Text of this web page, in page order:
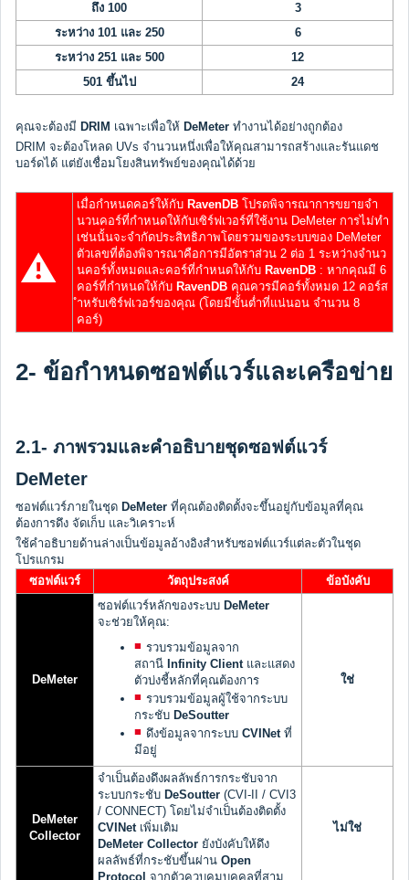
ถึง 100
3
ระหว่าง 101 และ 250
6
ระหว่าง 251 และ 500
12
501 ขึ้นไป
24
คุณจะต้องมี DRIM เฉพาะเพื่อให้ DeMeter ทำงานได้อย่างถูกต้อง
DRIM จะต้องโหลด UVs จำนวนหนึ่งเพื่อให้คุณสามารถสร้างและรันแดช
บอร์ดได้ แต่ยังเชื่อมโยงสินทรัพย์ของคุณได้ด้วย
⚠
เมื่อกำหนดคอร์ให้กับ RavenDB โปรดพิจารณาการขยายจำ
นวนคอร์ที่กำหนดให้กับเซิร์ฟเวอร์ที่ใช้งาน DeMeter การไม่ทำ
เช่นนั้นจะจำกัดประสิทธิภาพโดยรวมของระบบของ DeMeter
ตัวเลขที่ต้องพิจารณาคือการมีอัตราส่วน 2 ต่อ 1 ระหว่างจำนว
นคอร์ทั้งหมดและคอร์ที่กำหนดให้กับ RavenDB : หากคุณมี 6
คอร์ที่กำหนดให้กับ RavenDB คุณควรมีคอร์ทั้งหมด 12 คอร์ส
ำหรับเซิร์ฟเวอร์ของคุณ (โดยมีขั้นต่ำที่แน่นอน จำนวน 8
คอร์)
2- ข้อกำหนดซอฟต์แวร์และเครือข่าย
2.1- ภาพรวมและคำอธิบายชุดซอฟต์แวร์
DeMeter
ซอฟต์แวร์ภายในชุด DeMeter ที่คุณต้องติดตั้งจะขึ้นอยู่กับข้อมูลที่คุณ
ต้องการดึง จัดเก็บ และวิเคราะห์
ใช้คำอธิบายด้านล่างเป็นข้อมูลอ้างอิงสำหรับซอฟต์แวร์แต่ละตัวในชุด
โปรแกรม
ซอฟต์แวร์
วัตถุประสงค์ ข้อบังคับ
DeMeter
ซอฟต์แวร์หลักของระบบ DeMeter
จะช่วยให้คุณ:
รวบรวมข้อมูลจาก
สถานี Infinity Clientและแสดง
ตัวบ่งชี้หลักที่คุณต้องการ
รวบรวมข้อมูลผู้ใช้จากระบบ
กระชับ DeSoutter
ดึงข้อมูลจากระบบ CVINetที่
มีอยู่
ใช่
DeMeter
Collector
จำเป็นต้องดึงผลลัพธ์การกระชับจาก
ระบบกระชับ DeSoutter (CVI-II / CVI3
/ CONNECT) โดยไม่จำเป็นต้องติดตั้ง
CVINetเพิ่มเติม
DeMeter Collector ยังบังคับให้ดึง
ผลลัพธ์ที่กระชับขึ้นผ่าน Open
Protocol จากตัวควบคุมบุคคลที่สาม
ไม่ใช่